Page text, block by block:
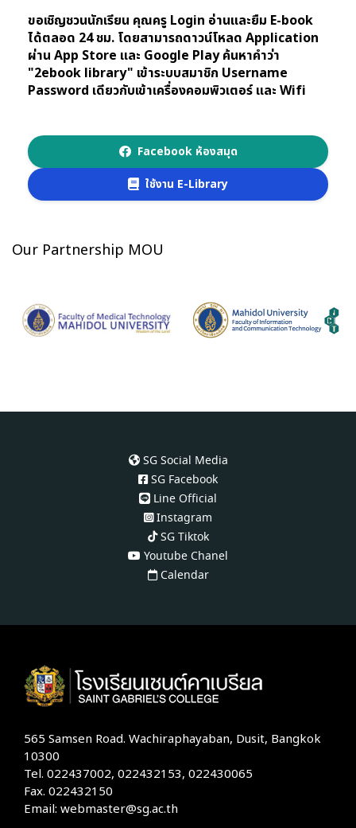
ขอเชิญชวนนักเรียน คุณครู Login อ่านและยืม E-book
ได้ตลอด 24 ชม. โดยสามารถดาวน์โหลด Application
ผ่าน App Store และ Google Play ค้นหาคำว่า
"2ebook library" เข้าระบบสมาชิก Username
Password เดียวกับเข้าเครื่องคอมพิวเตอร์ และ Wifi
Facebook ห้องสมุด
ใช้งาน E-Library
Our Partnership MOU
SG Social Media
SG Facebook
Line Official
Instagram
SG Tiktok
Youtube Chanel
Calendar
565 Samsen Road. Wachiraphayaban, Dusit, Bangkok
10300
Tel. 022437002, 022432153, 022430065
Fax. 022432150
Email: webmaster@sg.ac.th